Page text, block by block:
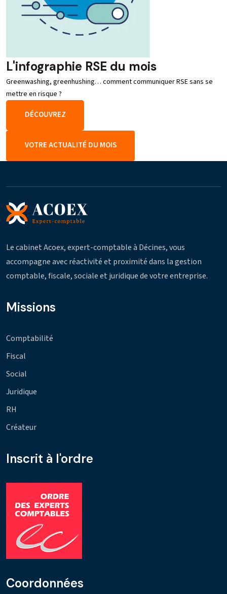
L'infographie RSE du mois
Greenwashing, greenhushing… comment communiquer RSE sans se
mettre en risque ?
DÉCOUVREZ
VOTRE ACTUALITÉ DU MOIS
Le cabinet Acoex, expert-comptable à Décines, vous
accompagne avec réactivité et proximité dans la gestion
comptable, fiscale, sociale et juridique de votre entreprise.
Missions
Comptabilité
Fiscal
Social
Juridique
RH
Créateur
Inscrit à l'ordre
Coordonnées